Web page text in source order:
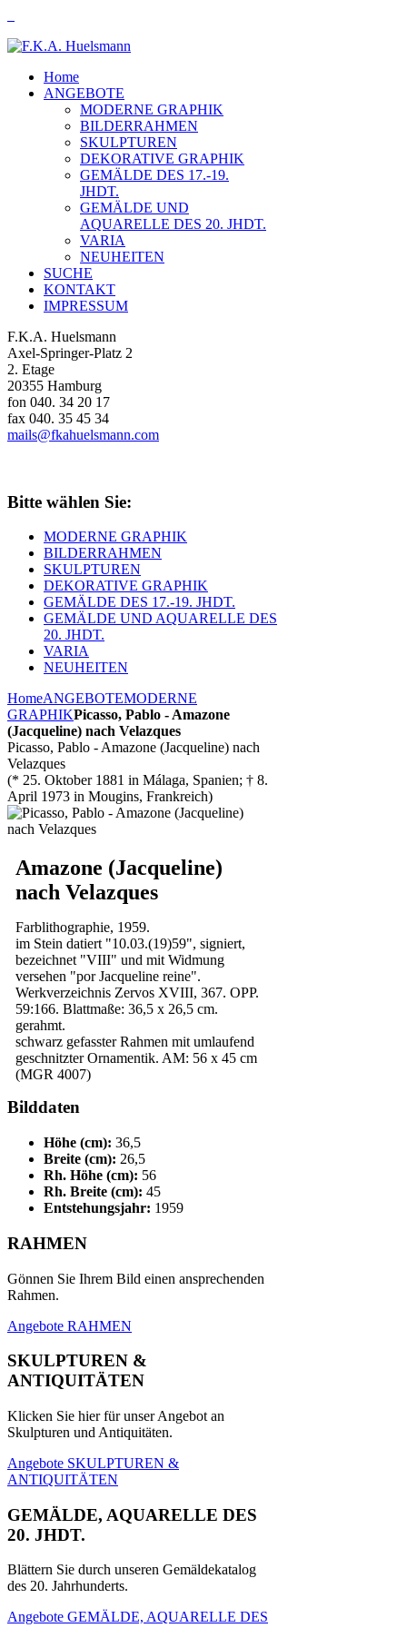
Home
ANGEBOTE
MODERNE GRAPHIK
BILDERRAHMEN
SKULPTUREN
DEKORATIVE GRAPHIK
GEMÄLDE DES 17.-19.
JHDT.
GEMÄLDE UND
AQUARELLE DES 20. JHDT.
VARIA
NEUHEITEN
SUCHE
KONTAKT
IMPRESSUM
F.K.A. Huelsmann
Axel-Springer-Platz 2
2. Etage
20355 Hamburg
fon 040. 34 20 17
fax 040. 35 45 34
mails@fkahuelsmann.com
Bitte wählen Sie:
MODERNE GRAPHIK
BILDERRAHMEN
SKULPTUREN
DEKORATIVE GRAPHIK
GEMÄLDE DES 17.-19. JHDT.
GEMÄLDE UND AQUARELLE DES
20. JHDT.
VARIA
NEUHEITEN
HomeANGEBOTEMODERNE
GRAPHIKPicasso, Pablo - Amazone
(Jacqueline) nach Velazques
Picasso, Pablo - Amazone (Jacqueline) nach
Velazques
(* 25. Oktober 1881 in Málaga, Spanien; † 8.
April 1973 in Mougins, Frankreich)
Amazone (Jacqueline)
nach Velazques
Farblithographie, 1959.
im Stein datiert "10.03.(19)59", signiert,
bezeichnet "VIII" und mit Widmung
versehen "por Jacqueline reine".
Werkverzeichnis Zervos XVIII, 367. OPP.
59:166. Blattmaße: 36,5 x 26,5 cm.
gerahmt.
schwarz gefasster Rahmen mit umlaufend
geschnitzter Ornamentik. AM: 56 x 45 cm
(MGR 4007)
Bilddaten
Höhe (cm): 36,5
Breite (cm): 26,5
Rh. Höhe (cm): 56
Rh. Breite (cm): 45
Entstehungsjahr: 1959
RAHMEN
Gönnen Sie Ihrem Bild einen ansprechenden
Rahmen.
Angebote RAHMEN
SKULPTUREN &
ANTIQUITÄTEN
Klicken Sie hier für unser Angebot an
Skulpturen und Antiquitäten.
Angebote SKULPTUREN &
ANTIQUITÄTEN
GEMÄLDE, AQUARELLE DES
20. JHDT.
Blättern Sie durch unseren Gemäldekatalog
des 20. Jahrhunderts.
Angebote GEMÄLDE, AQUARELLE DES